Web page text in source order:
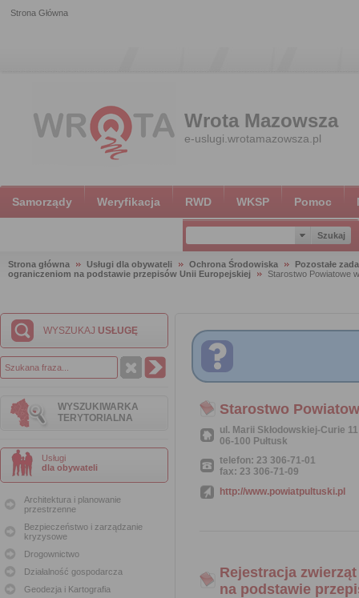
Strona Główna
Wrota Mazowsza
e-uslugi.wrotamazowsza.pl
Samorządy Weryfikacja RWD WKSP Pomoc
Strona główna Usługi dla obywateli Ochrona Środowiska
Pozostałe
ograniczeniom na podstawie przepisów Unii Europejskiej
Starostwo Powiatowe
WYSZUKAJ USŁUGĘ
WYSZUKIWARKA
TERYTORIALNA
Usługi
dla obywateli
Architektura i planowanie
przestrzenne
Bezpieczeństwo i zarządzanie
kryzysowe
Drogownictwo
Działalność gospodarcza
Geodezja i Kartografia
Starostwo
ul. Marii Skłodowskiej-Curie 11
06-100 Pułtusk
telefon: 23 306-71-01
fax: 23 306-71-09
http://www.powiatpultuski.pl
Rejestracja
na podstawie